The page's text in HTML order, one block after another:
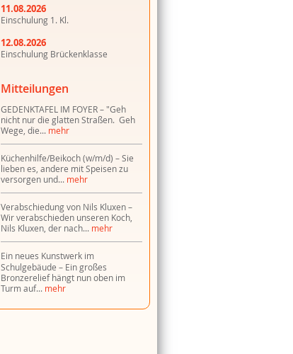
11.08.2026
Einschulung 1. Kl.
12.08.2026
Einschulung Brückenklasse
Mitteilungen
GEDENKTAFEL IM FOYER
"Geh
nicht nur die glatten Straßen. Geh
Wege, die... mehr
Küchenhilfe/Beikoch (w/m/d)
Sie
lieben es, andere mit Speisen zu
versorgen und... mehr
Verabschiedung von Nils Kluxen
Wir verabschieden unseren Koch,
Nils Kluxen, der nach... mehr
Ein neues Kunstwerk im
Schulgebäude
Ein großes
Bronzerelief hängt nun oben im
Turm auf... mehr